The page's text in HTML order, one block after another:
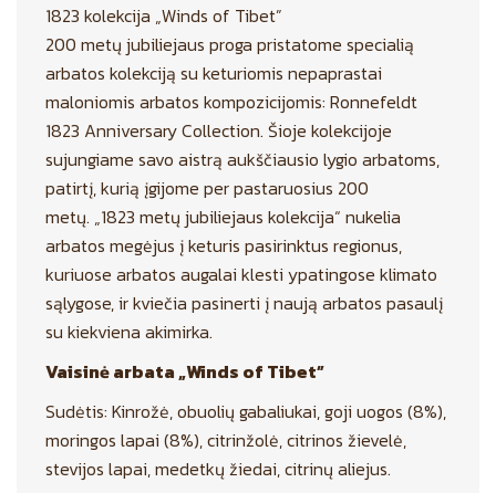
1823 kolekcija „Winds of Tibet”
200 metų jubiliejaus proga pristatome specialią
arbatos kolekciją su keturiomis nepaprastai
maloniomis arbatos kompozicijomis: Ronnefeldt
1823 Anniversary Collection. Šioje kolekcijoje
sujungiame savo aistrą aukščiausio lygio arbatoms,
patirtį, kurią įgijome per pastaruosius 200
metų. „1823 metų jubiliejaus kolekcija“ nukelia
arbatos megėjus į keturis pasirinktus regionus,
kuriuose arbatos augalai klesti ypatingose klimato
sąlygose, ir kviečia pasinerti į naują arbatos pasaulį
su kiekviena akimirka.
Vaisinė arbata „Winds of Tibet”
Sudėtis: Kinrožė, obuolių gabaliukai, goji uogos (8%),
moringos lapai (8%), citrinžolė, citrinos žievelė,
stevijos lapai, medetkų žiedai, citrinų aliejus.